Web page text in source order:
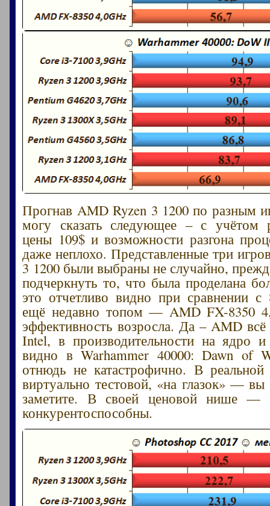
Прогнав AMD Ryzen 3 1200 по разным
могу сказать следующее – с учётом
цены 109$ и возможности разгона
даже неплохо. Представленные три
3 1200 были выбраны не случайно,
подчеркнуть то, что была проделана
это отчетливо видно при сравнении
ещё недавно топом — AMD FX-8350
эффективность возросла. Да – AMD всё
Intel, в производительности на ядро и
видно в Warhammer 40000: Dawn of
отнюдь не катастрофично. В
виртуально тестовой, «на глазок» — вы
заметите. В своей ценовой нише —
конкурентоспособны.